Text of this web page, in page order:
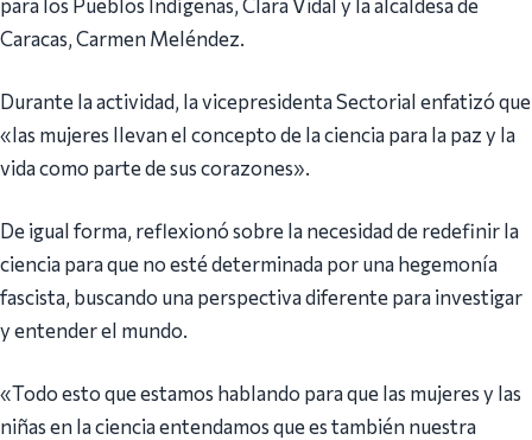
Caracas, Carmen Meléndez.
Durante la actividad, la vicepresidenta Sectorial enfatizó que
«las mujeres llevan el concepto de la ciencia para la paz y la
vida como parte de sus corazones».
De igual forma, reflexionó sobre la necesidad de redefinir la
ciencia para que no esté determinada por una hegemonía
fascista, buscando una perspectiva diferente para investigar
y entender el mundo.
«Todo esto que estamos hablando para que las mujeres y las
niñas en la ciencia entendamos que es también nuestra